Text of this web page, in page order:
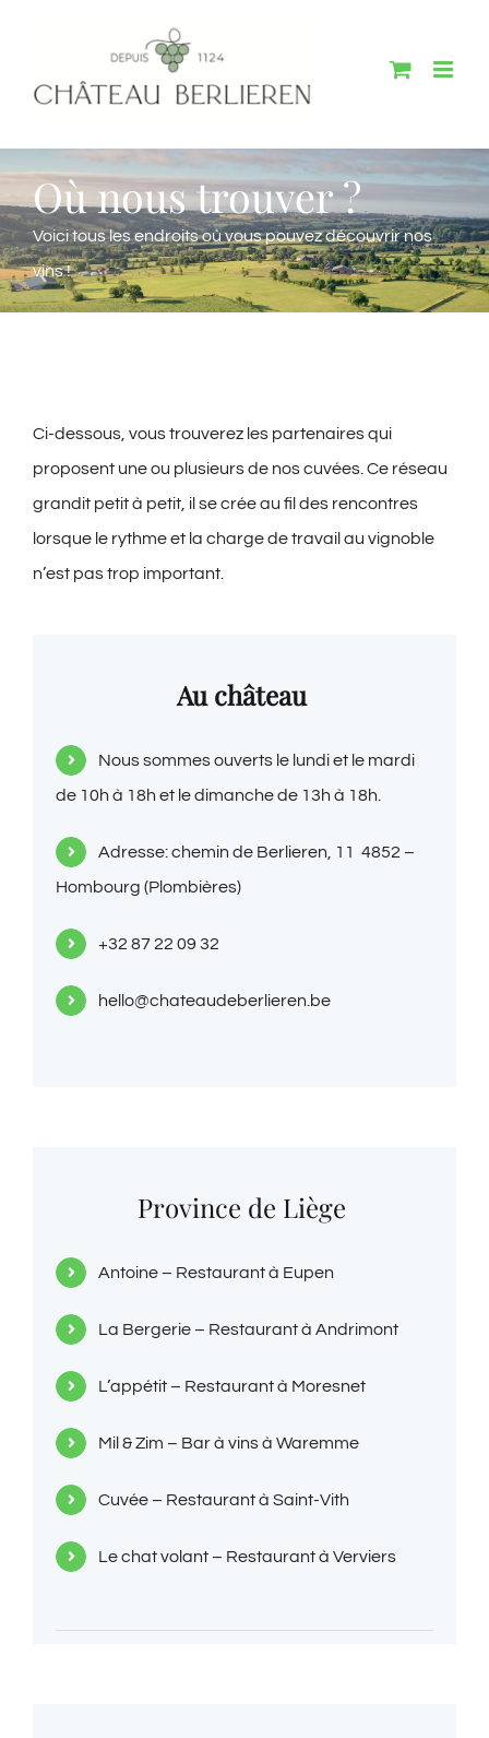
contenu
Où nous trouver ?
Voici tous les endroits où vous pouvez découvrir nos
vins !
Ci-dessous, vous trouverez les partenaires qui
proposent une ou plusieurs de nos cuvées. Ce réseau
grandit petit à petit, il se crée au fil des rencontres
lorsque le rythme et la charge de travail au vignoble
n’est pas trop important.
Au château
Nous sommes ouverts le lundi et le mardi
de 10h à 18h et le dimanche de 13h à 18h.
Adresse: chemin de Berlieren, 11 4852 –
Hombourg (Plombières)
+32 87 22 09 32
hello@chateaudeberlieren.be
Province de Liège
Antoine – Restaurant à Eupen
La Bergerie – Restaurant à Andrimont
L’appétit – Restaurant à Moresnet
Mil & Zim – Bar à vins à Waremme
Cuvée – Restaurant à Saint-Vith
Le chat volant – Restaurant à Verviers